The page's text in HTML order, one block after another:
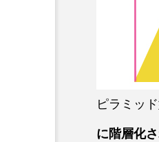
ピラミッ
に階層化さ